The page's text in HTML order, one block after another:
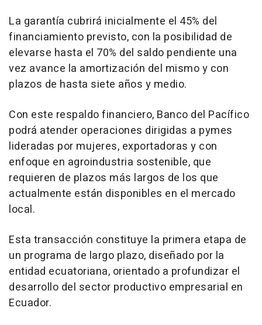
La garantía cubrirá inicialmente el 45% del
financiamiento previsto, con la posibilidad de
elevarse hasta el 70% del saldo pendiente una
vez avance la amortización del mismo y con
plazos de hasta siete años y medio.
Con este respaldo financiero, Banco del Pacífico
podrá atender operaciones dirigidas a pymes
lideradas por mujeres, exportadoras y con
enfoque en agroindustria sostenible, que
requieren de plazos más largos de los que
actualmente están disponibles en el mercado
local.
Esta transacción constituye la primera etapa de
un programa de largo plazo, diseñado por la
entidad ecuatoriana, orientado a profundizar el
desarrollo del sector productivo empresarial en
Ecuador.